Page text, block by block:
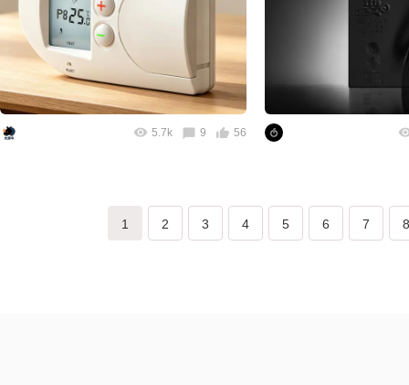
5.7k 9 56
1 2 3 4 5 6 7 8